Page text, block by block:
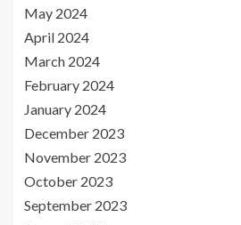
May 2024
April 2024
March 2024
February 2024
January 2024
December 2023
November 2023
October 2023
September 2023